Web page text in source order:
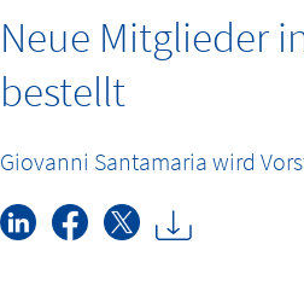
Neue Mitglieder
bestellt
Giovanni Santamaria wird